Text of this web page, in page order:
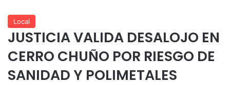
Local
JUSTICIA VALIDA DESALOJO EN
CERRO CHUÑO POR RIESGO DE
SANIDAD Y POLIMETALES